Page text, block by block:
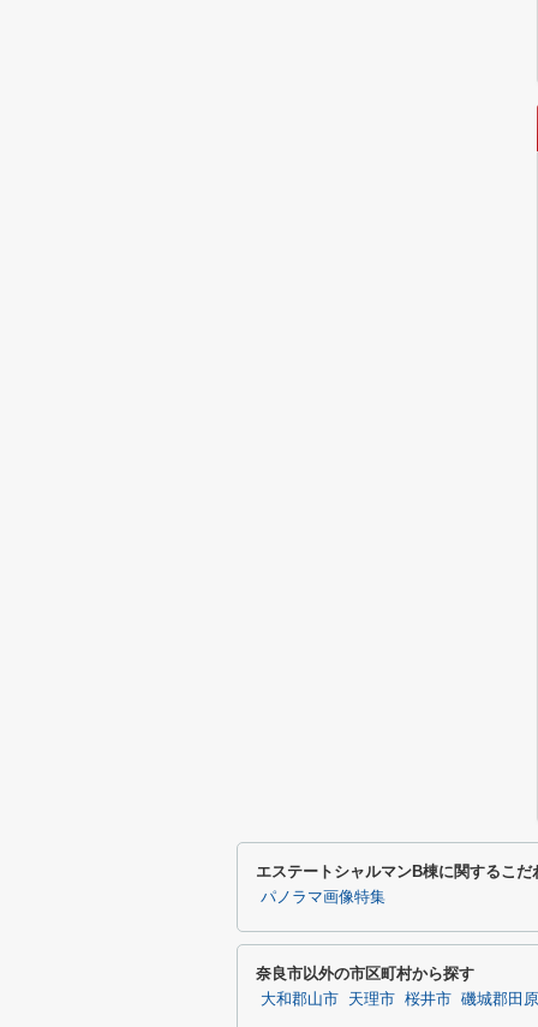
エステートシャルマンB棟に関するこだ
パノラマ画像特集
奈良市以外の市区町村から探す
大和郡山市 天理市 桜井市 磯城郡田原